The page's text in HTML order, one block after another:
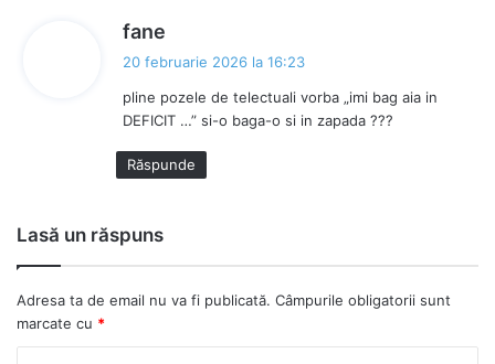
fane
n
e
:
20 februarie 2026 la 16:23
pline pozele de telectuali vorba „imi bag aia in
DEFICIT …” si-o baga-o si in zapada ???
Răspunde
Lasă un răspuns
Adresa ta de email nu va fi publicată. Câmpurile obligatorii sunt
marcate cu *